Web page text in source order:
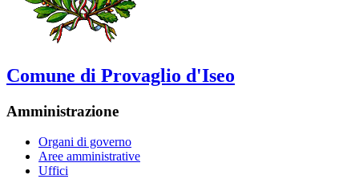
Comune di Provaglio d'Iseo
Amministrazione
Organi di governo
Aree amministrative
Uffici